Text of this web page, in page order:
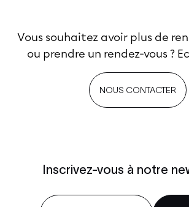
Vous souhaitez avoir plus de
ou prendre un rendez-vous ?
NOUS CONTACTER
Inscrivez-vous à notre
Email